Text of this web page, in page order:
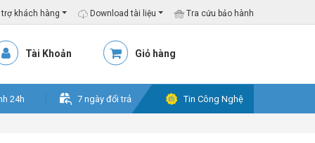
khách hàng Download tài liệu Tra cứu bảo hành
Tài Khoản Giỏ hàng
24h 7 ngày đổi trả Tin Công Nghệ